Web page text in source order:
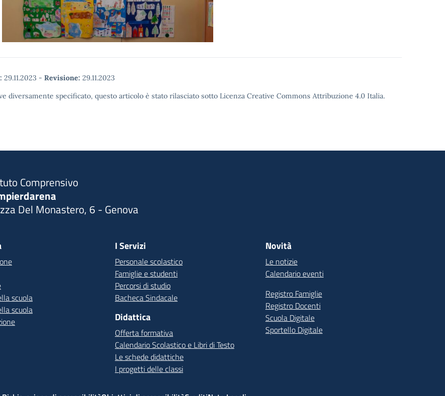
29.11.2023 - Revisione: 29.11.2023
diversamente specificato, questo articolo è stato rilasciato sotto Licenza Creative Commons Attribuzione 4.0 Italia.
Comprensivo
Del Monastero, 6 - Genova
scuola
scuola
I Servizi
Personale scolastico
Famiglie e studenti
Percorsi di studio
Bacheca Sindacale
Didattica
Offerta formativa
Calendario Scolastico e Libri di Testo
Le schede didattiche
I progetti delle classi
Novità
Le notizie
Calendario eventi
Registro Famiglie
Registro Docenti
Scuola Digitale
Sportello Digitale